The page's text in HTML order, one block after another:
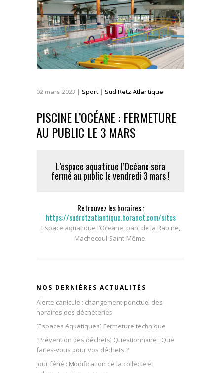
02 mars 2023 | Sport | Sud Retz Atlantique
PISCINE L’OCÉANE : FERMETURE
AU PUBLIC LE 3 MARS
L’espace aquatique l’Océane sera
fermé au public le vendredi 3 mars !
Retrouvez les horaires :
https://sudretzatlantique.horanet.com/sites
Espace aquatique l’Océane, parc de la Rabine,
Machecoul-Saint-Même.
NOS DERNIÈRES ACTUALITÉS
Alerte canicule : changement ponctuel des
horaires des déchèteries
[Espaces Aquatiques] Fermeture technique
[Prévention des déchets] Questionnaire : Que
faites-vous pour vos déchets ?
Jour férié : Modification de la collecte et